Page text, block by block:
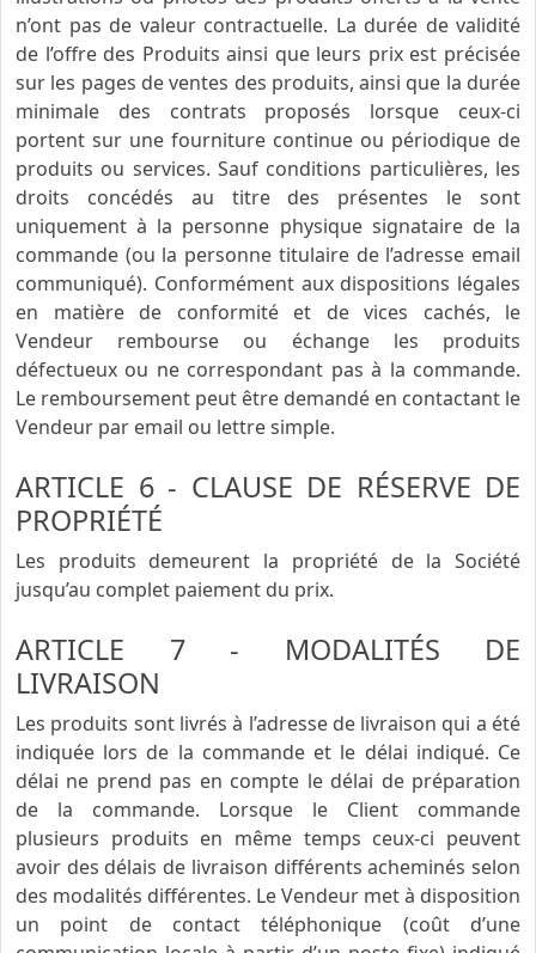
n’ont pas de valeur contractuelle. La durée de validité
de l’offre des Produits ainsi que leurs prix est précisée
sur les pages de ventes des produits, ainsi que la durée
minimale des contrats proposés lorsque ceux-ci
portent sur une fourniture continue ou périodique de
produits ou services. Sauf conditions particulières, les
droits concédés au titre des présentes le sont
uniquement à la personne physique signataire de la
commande (ou la personne titulaire de l’adresse email
communiqué). Conformément aux dispositions légales
en matière de conformité et de vices cachés, le
Vendeur rembourse ou échange les produits
défectueux ou ne correspondant pas à la commande.
Le remboursement peut être demandé en contactant le
Vendeur par email ou lettre simple.
ARTICLE 6 - CLAUSE DE RÉSERVE DE
PROPRIÉTÉ
Les produits demeurent la propriété de la Société
jusqu’au complet paiement du prix.
ARTICLE 7 - MODALITÉS DE
LIVRAISON
Les produits sont livrés à l’adresse de livraison qui a été
indiquée lors de la commande et le délai indiqué. Ce
délai ne prend pas en compte le délai de préparation
de la commande. Lorsque le Client commande
plusieurs produits en même temps ceux-ci peuvent
avoir des délais de livraison différents acheminés selon
des modalités différentes. Le Vendeur met à disposition
un point de contact téléphonique (coût d’une